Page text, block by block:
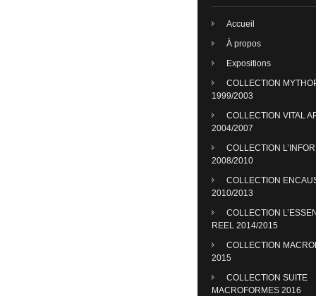
Accueil
À propos
Expositions
COLLECTION
1999/2003
COLLECTION VITAL
2004/2007
COLLECTION
2008/2010
COLLECTION
2010/2013
COLLECTION
REEL 2014/2015
COLLECTION
2015
COLLECTION SUITE
MACROFORMES 2016